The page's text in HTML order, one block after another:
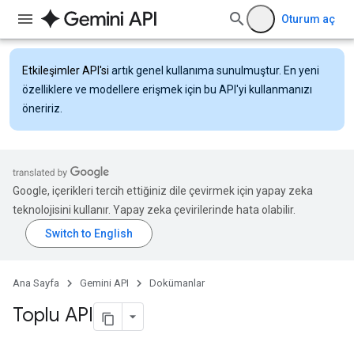
Oturum aç
Etkileşimler API'si artık genel kullanıma sunulmuştur. En yeni
özelliklere ve modellere erişmek için bu API'yi kullanmanızı
öneririz.
Google, içerikleri tercih ettiğiniz dile çevirmek için yapay zeka
teknolojisini kullanır. Yapay zeka çevirilerinde hata olabilir.
Ana Sayfa Gemini API Dokümanlar
Toplu API